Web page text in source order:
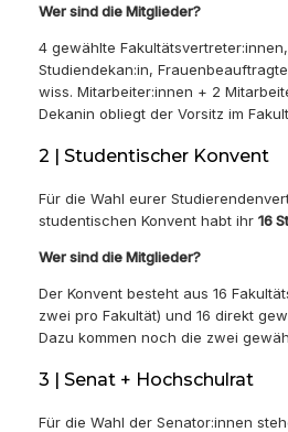
Wer sind die Mitglieder?
4 gewählte
Studiendekan:in,
wiss. Mitarbeiter:innen + 2
Dekanin obliegt der Vorsitz im
2 | Studentischer Konvent
Für die Wahl eurer
studentischen Konvent habt ihr 16
Wer sind die Mitglieder?
Der Konvent besteht aus 16
zwei pro Fakultät) und 16 direkt
Dazu kommen noch die zwei
3 | Senat + Hochschulrat
Für die Wahl der Senator:innen